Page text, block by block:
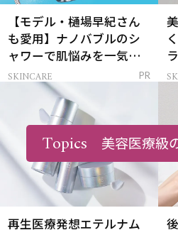
【モデル・樋場早紀さん
も愛用】ナノバブルのシ
ャワーで肌悩みを一気に
解決
SKINCARE PR
再生医療発想エテルナム
Topics 美容医療級